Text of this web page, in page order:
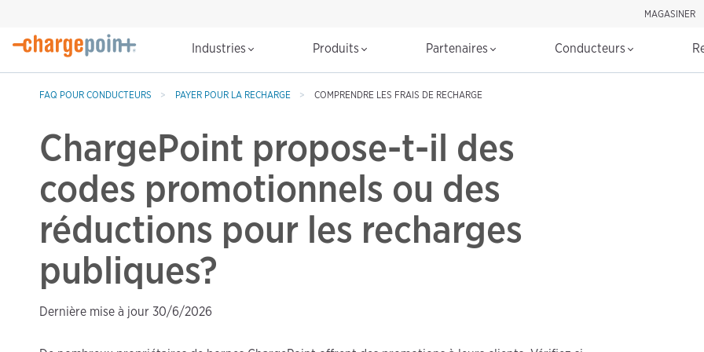
MAGASINER
Industries Produits Partenaires Conducteurs
FAQ POUR CONDUCTEURS PAYER POUR LA RECHARGE COMPRENDRE LES FRAIS DE RECHARGE
ChargePoint propose-t-il des
codes promotionnels ou des
réductions pour les recharges
publiques?
Dernière mise à jour 30/6/2026